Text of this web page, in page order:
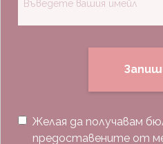
Желая да получавам
предоставените от